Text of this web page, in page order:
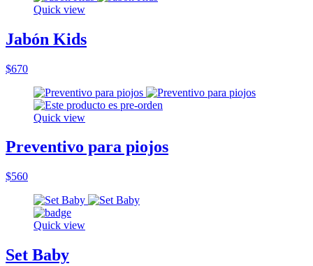
Quick view
Jabón Kids
$670
Quick view
Preventivo para piojos
$560
Quick view
Set Baby